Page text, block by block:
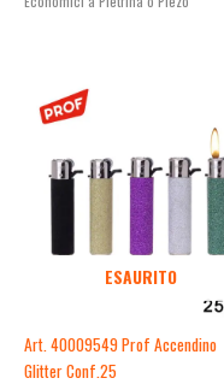
ESAURITO
Art. 40009549 Prof Accendino
Glitter Conf.25